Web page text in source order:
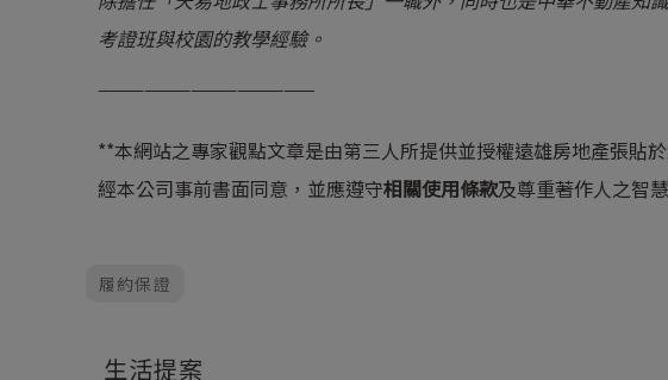
考證班與校園的教學經驗。
——————————————
**本網站之專家觀點文章是由第三人所提供並授權遠雄房地產張貼
經本公司事前書面同意，並應遵守相關使用條款及尊重著作人之智
履約保證
生活提案